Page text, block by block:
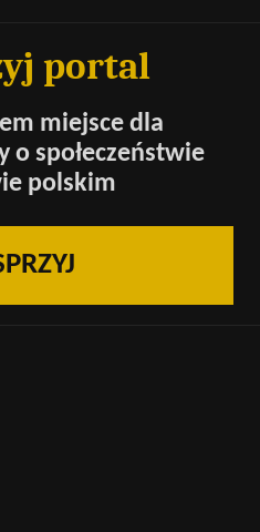
portal
miejsce dla
o społeczeństwie
polskim